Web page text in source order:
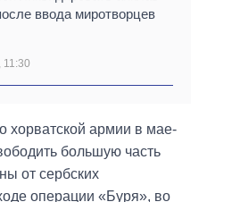
ввода миротворцев
11:30
хорватской армии в мае-
большую часть
от сербских
операции «Буря», во